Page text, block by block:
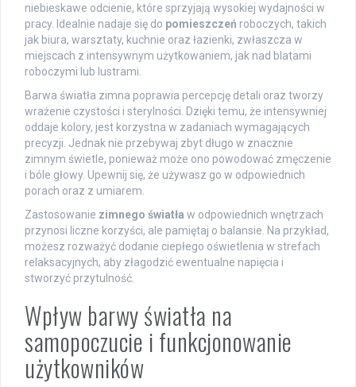
niebieskawe odcienie, które sprzyjają wysokiej wydajności w
pracy. Idealnie nadaje się do pomieszczeń roboczych, takich
jak biura, warsztaty, kuchnie oraz łazienki, zwłaszcza w
miejscach z intensywnym użytkowaniem, jak nad blatami
roboczymi lub lustrami.
Barwa światła zimna poprawia percepcję detali oraz tworzy
wrażenie czystości i sterylności. Dzięki temu, że intensywniej
oddaje kolory, jest korzystna w zadaniach wymagających
precyzji. Jednak nie przebywaj zbyt długo w znacznie
zimnym świetle, ponieważ może ono powodować zmęczenie
i bóle głowy. Upewnij się, że używasz go w odpowiednich
porach oraz z umiarem.
Zastosowanie zimnego światła w odpowiednich wnętrzach
przynosi liczne korzyści, ale pamiętaj o balansie. Na przykład,
możesz rozważyć dodanie ciepłego oświetlenia w strefach
relaksacyjnych, aby złagodzić ewentualne napięcia i
stworzyć przytulność.
Wpływ barwy światła na
samopoczucie i funkcjonowanie
użytkowników